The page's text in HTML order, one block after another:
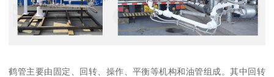
鹤管主要由固定、回转、操作、平衡等机构和油管组成。其中回转